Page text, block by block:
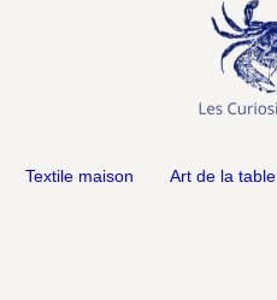
Textile maison Art de la table